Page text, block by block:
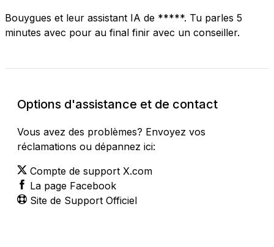
Bouygues et leur assistant IA de *****. Tu parles 5
minutes avec pour au final finir avec un conseiller.
Options d'assistance et de contact
Vous avez des problèmes? Envoyez vos
réclamations ou dépannez ici:
Compte de support X.com
La page Facebook
Site de Support Officiel